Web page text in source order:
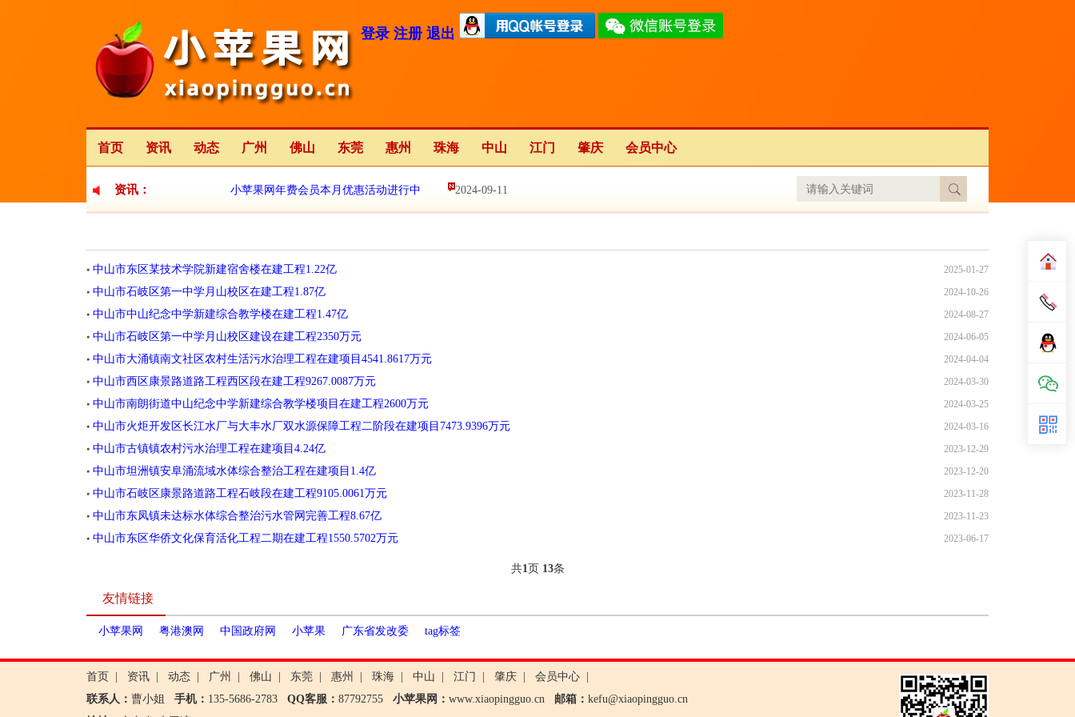
登录 注册 退出
首页 资讯 动态 广州 佛山 东莞 惠州 珠海 中山 江门 肇庆 会员中心
资讯： 小苹果网年费会员本月优惠活动进行中 2024-09-11
2025-01-27
中山市东区某技术学院新建宿舍楼在建工程1.22亿
2024-10-26
中山市石岐区第一中学月山校区在建工程1.87亿
2024-08-27
中山市中山纪念中学新建综合教学楼在建工程1.47亿
2024-06-05
中山市石岐区第一中学月山校区建设在建工程2350万元
2024-04-04
中山市大涌镇南文社区农村生活污水治理工程在建项目4541.8617万元
2024-03-30
中山市西区康景路道路工程西区段在建工程9267.0087万元
2024-03-25
中山市南朗街道中山纪念中学新建综合教学楼项目在建工程2600万元
2024-03-16
中山市火炬开发区长江水厂与大丰水厂双水源保障工程二阶段在建项目7473.9396万元
2023-12-29
中山市古镇镇农村污水治理工程在建项目4.24亿
2023-12-20
中山市坦洲镇安阜涌流域水体综合整治工程在建项目1.4亿
2023-11-28
中山市石岐区康景路道路工程石岐段在建工程9105.0061万元
2023-11-23
中山市东凤镇未达标水体综合整治污水管网完善工程8.67亿
2023-06-17
中山市东区华侨文化保育活化工程二期在建工程1550.5702万元
共1页 13条
友情链接
小苹果网 粤港澳网 中国政府网 小苹果 广东省发改委 tag标签
首页 资讯 动态 广州 佛山 东莞 惠州 珠海 中山 江门 肇庆 会员中心
联系人： 曹小姐 手机： 135-5686-2783 QQ客服： 87792755 小苹果网： www.xiaopingguo.cn 邮箱： kefu@xiaopingguo.cn